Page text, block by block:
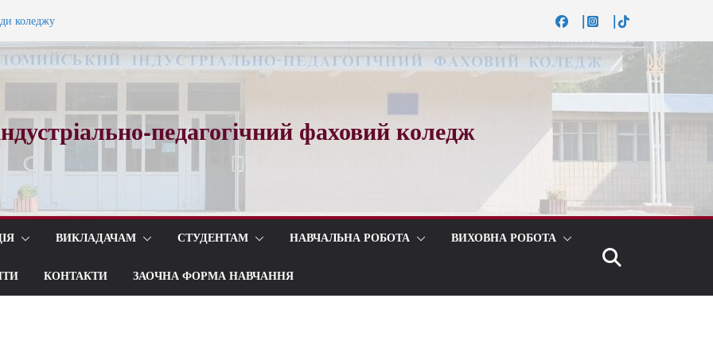
коледжу
вальсу…
педагогічний фаховий коледж
ВИКЛАДАЧАМ СТУДЕНТАМ НАВЧАЛЬНА РОБОТА ВИХОВНА РОБОТА
КОНТАКТИ ЗАОЧНА ФОРМА НАВЧАННЯ